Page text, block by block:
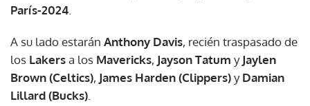
París-2024
A su lado estarán Anthony Davis, recién traspasado de
los Lakersa los Mavericks, Jayson Tatum yJaylen
Brown (Celtics), James Harden (Clippers)yDamian
Lillard (Bucks)